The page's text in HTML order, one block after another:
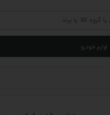
لوازم خودرو